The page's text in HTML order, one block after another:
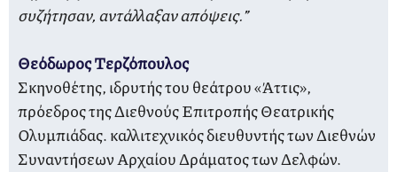
συζήτησαν, αντάλλαξαν απόψεις.”
Θεόδωρος Τερζόπουλος
Σκηνοθέτης, ιδρυτής του θεάτρου «Άττις»,
πρόεδρος της Διεθνούς Επιτροπής Θεατρικής
Ολυμπιάδας. καλλιτεχνικός διευθυντής των Διεθνών
Συναντήσεων Αρχαίου Δράματος των Δελφών.